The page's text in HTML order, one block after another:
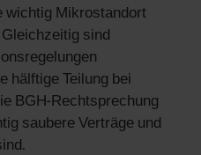
wichtig Mikrostandort
sind
hälftige Teilung bei
BGH-Rechtsprechung
saubere Verträge und